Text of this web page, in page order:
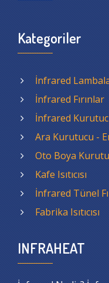
Kategoriler
İnfrared
İnfrared Fırınlar
İnfrared
Ara Kurutucu -
Oto Boya
Kafe Isıtıcısı
İnfrared Tünel
Fabrika Isıtıcısı
INFRAHEAT